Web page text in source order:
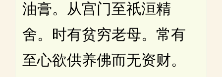
油膏。从宫门至祇洹精
舍。时有贫穷老母。常有
至心欲供养佛而无资财。